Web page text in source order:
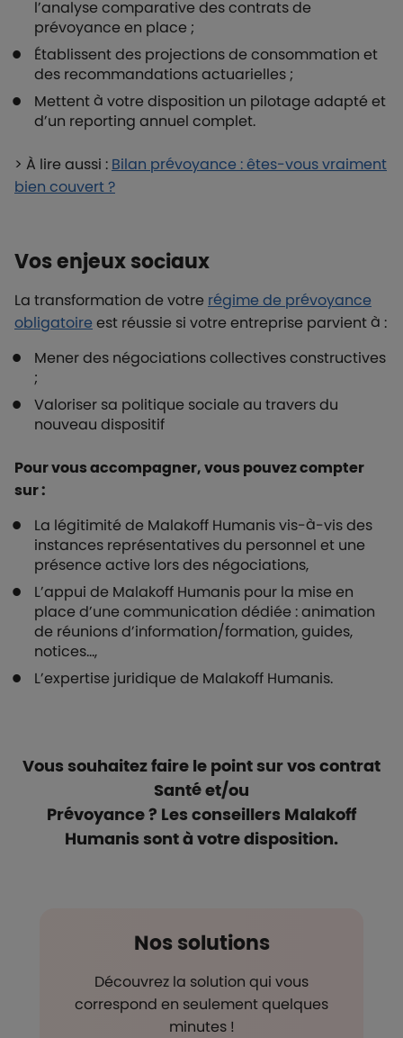
l’analyse comparative des contrats de
prévoyance en place ;
Établissent des projections de consommation et
des recommandations actuarielles ;
Mettent à votre disposition un pilotage adapté et
d’un reporting annuel complet.
> À lire aussi : Bilan prévoyance : êtes-vous vraiment
bien couvert ?
Vos enjeux sociaux
La transformation de votre régime de prévoyance
obligatoireest réussie si votre entreprise parvient à :
Mener des négociations collectives constructives
;
Valoriser sa politique sociale au travers du
nouveau dispositif
Pour vous accompagner, vous pouvez compter
sur :
La légitimité de Malakoff Humanis vis-à-vis des
instances représentatives du personnel et une
présence active lors des négociations,
L’appui de Malakoff Humanis pour la mise en
place d’une communication dédiée : animation
de réunions d’information/formation, guides,
notices…,
L’expertise juridique de Malakoff Humanis.
Vous souhaitez faire le point sur vos contrat
Santé et/ou
Prévoyance ? Les conseillers Malakoff
Humanis sont à votre disposition.
Nos solutions
Découvrez la solution qui vous
correspond en seulement quelques
minutes !